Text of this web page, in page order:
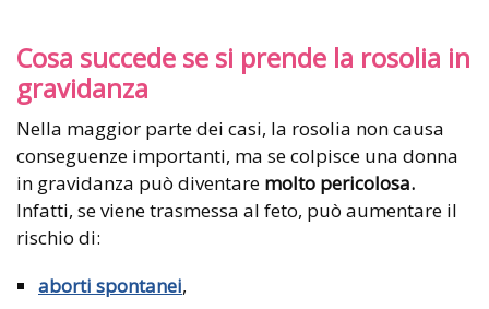
Cosa succede se si prende la rosolia in
gravidanza
Nella maggior parte dei casi, la rosolia non causa
conseguenze importanti, ma se colpisce una donna
in gravidanza può diventare molto pericolosa.
Infatti, se viene trasmessa al feto, può aumentare il
rischio di:
aborti spontanei,